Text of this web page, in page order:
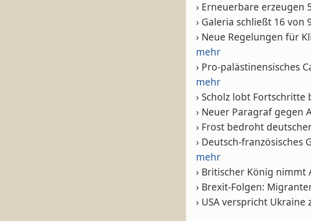
› Erneuerbare erzeugen
› Galeria schließt 16 von
› Neue Regelungen für
mehr
› Pro-palästinensisches
mehr
› Scholz lobt Fortschritte
› Neuer Paragraf
› Frost bedroht
› Deutsch-
mehr
› Britischer König
› Brexit-Folgen:
› USA verspricht